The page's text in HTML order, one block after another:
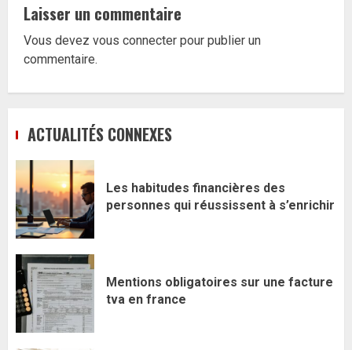
Laisser un commentaire
Vous devez vous connecter pour publier un
commentaire.
ACTUALITÉS CONNEXES
Les habitudes financières des
personnes qui réussissent à s’enrichir
Mentions obligatoires sur une facture
tva en france